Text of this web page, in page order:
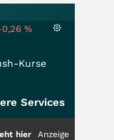
%
Kurse
Services
Milliardenstory?
Anzeige